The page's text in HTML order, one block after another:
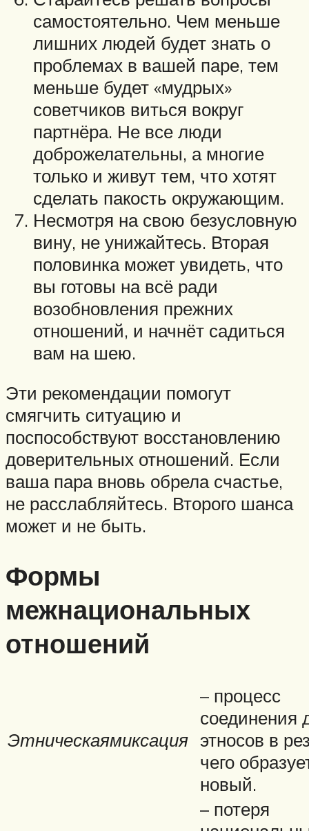
самостоятельно. Чем меньше
лишних людей будет знать о
проблемах в вашей паре, тем
меньше будет «мудрых»
советчиков виться вокруг
партнёра. Не все люди
доброжелательны, а многие
только и живут тем, что хотят
сделать пакость окружающим.
Несмотря на свою безусловную
вину, не унижайтесь. Вторая
половинка может увидеть, что
вы готовы на всё ради
возобновления прежних
отношений, и начнёт садиться
вам на шею.
Эти рекомендации помогут
смягчить ситуацию и
поспособствуют восстановлению
доверительных отношений. Если
ваша пара вновь обрела счастье,
не расслабляйтесь. Второго шанса
может и не быть.
Формы
межнациональных
отношений
Этническаямиксация
– процесс
соединения
этносов в
чего
новый.
– потеря